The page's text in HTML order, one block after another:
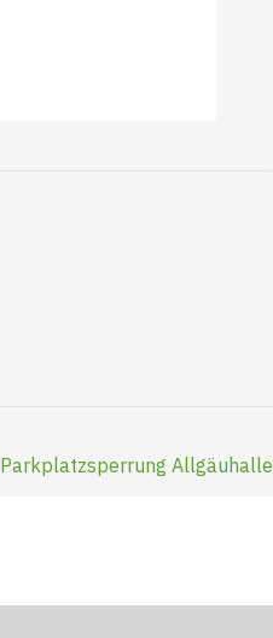
Parkplatzsperrung Allgäuhalle